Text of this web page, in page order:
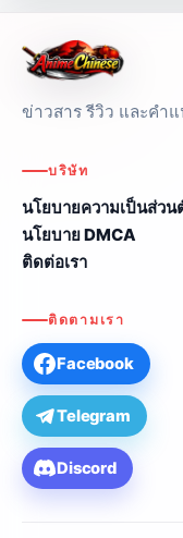
ข่าวสาร รีวิว และคำ
บริษัท
นโยบายความเป็นส่วน
นโยบาย DMCA
ติดต่อเรา
ติดตามเรา
Facebook
Telegram
Discord